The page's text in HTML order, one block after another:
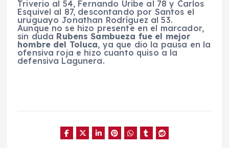
Triverio al 54, Fernando Uribe al 78 y Carlos
Esquivel al 87, descontando por Santos el
uruguayo Jonathan Rodríguez al 53.
Aunque no se hizo presente en el marcador,
sin duda Rubens Sambueza fue el mejor
hombre del Toluca, ya que dio la pausa en la
ofensiva roja e hizo cuanto quiso a la
defensiva Lagunera.